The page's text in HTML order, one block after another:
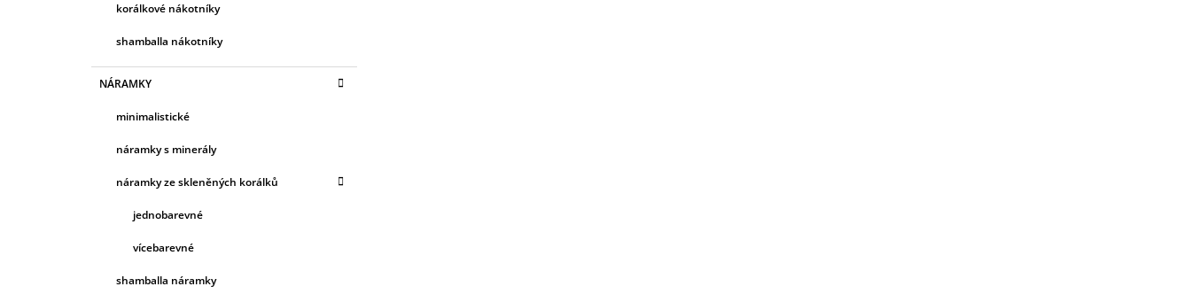
korálkové nákotníky
shamballa nákotníky
NÁRAMKY
minimalistické
náramky s minerály
náramky ze skleněných korálků
jednobarevné
vícebarevné
shamballa náramky